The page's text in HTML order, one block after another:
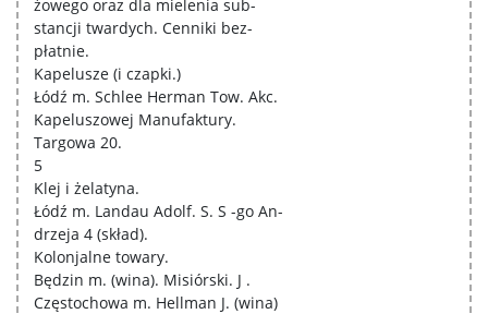
żowego oraz dla mielenia sub-
stancji twardych. Cenniki bez-
płatnie.
Kapelusze (i czapki.)
Łódź m. Schlee Herman Tow. Akc.
Kapeluszowej Manufaktury.
Targowa 20.
5
Klej i żelatyna.
Łódź m. Landau Adolf. S. S -go An-
drzeja 4 (skład).
Kolonjalne towary.
Będzin m. (wina). Misiórski. J .
Częstochowa m. Hellman J. (wina)